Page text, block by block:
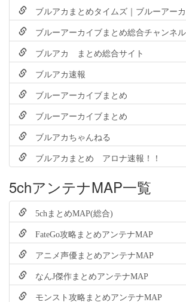
ブルアカまとめタイムズ｜ブルーアー
ブルーアーカイブまとめ総合チャンネル
ブルアカ まとめ総合サイト
ブルアカ速報
ブルーアーカイブまとめ
ブルーアーカイブまとめ
ブルアカちゃんねる
ブルアカまとめ アロナ速報！！
5chアンテナMAP一覧
5chまとめMAP(総合)
FateGo攻略まとめアンテナMAP
アニメ声優まとめアンテナMAP
なんJ傑作まとめアンテナMAP
モンスト攻略まとめアンテナMAP